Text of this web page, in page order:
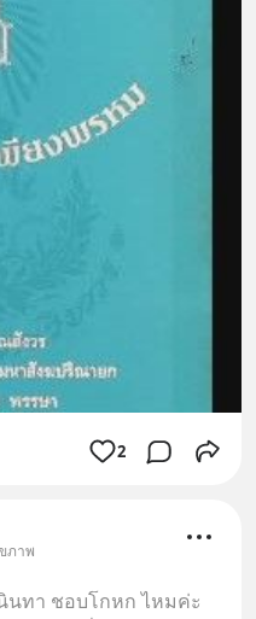
2
ภาพ
ทา ชอบโกหก ไหมค่ะ